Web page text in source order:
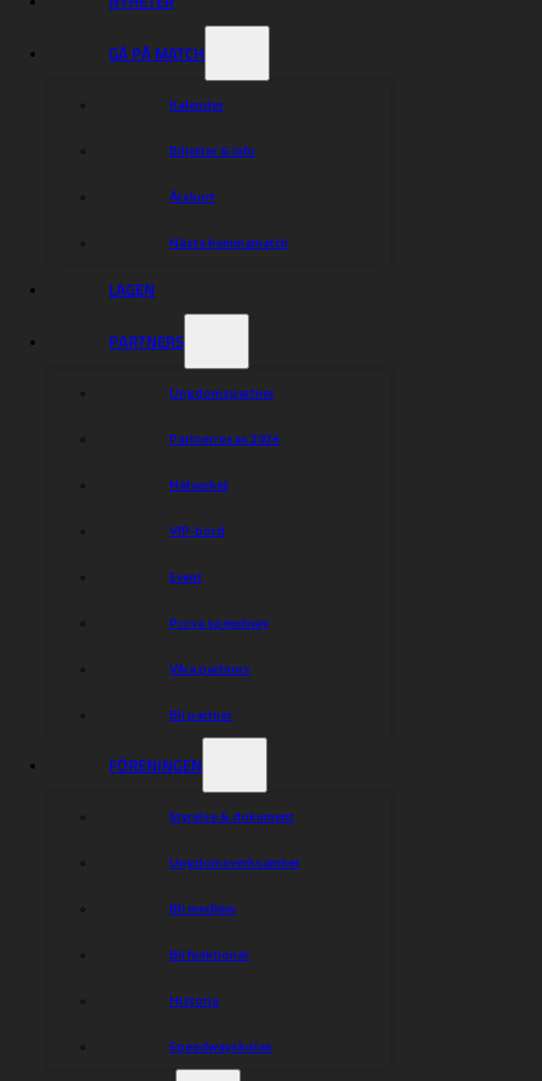
GÅ PÅ MATCH
Kalender
Biljetter & info
Årskort
Nästa hemmamatch
LAGEN
PARTNERS
Ungdomspartner
Partnerresan 2026
Nätverket
VIP-bord
Event
Prova speedway
Våra partners
Bli partner
FÖRENINGEN
Styrelse & dokument
Ungdomsverksamhet
Bli medlem
Bli funktionär
Historia
Speedwayskolan